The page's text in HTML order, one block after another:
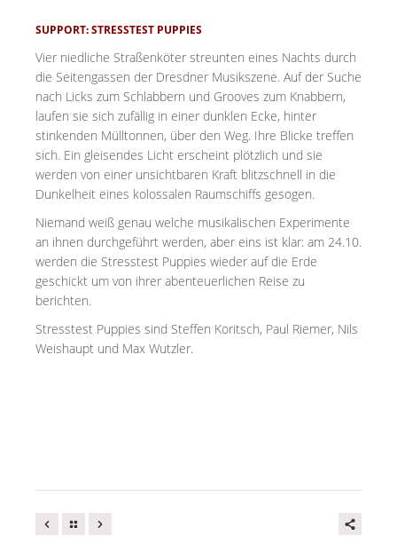
SUPPORT: STRESSTEST PUPPIES
Vier niedliche Straßenköter streunten eines Nachts durch
die Seitengassen der Dresdner Musikszene. Auf der Suche
nach Licks zum Schlabbern und Grooves zum Knabbern,
laufen sie sich zufällig in einer dunklen Ecke, hinter
stinkenden Mülltonnen, über den Weg. Ihre Blicke treffen
sich. Ein gleisendes Licht erscheint plötzlich und sie
werden von einer unsichtbaren Kraft blitzschnell in die
Dunkelheit eines kolossalen Raumschiffs gesogen.
Niemand weiß genau welche musikalischen Experimente
an ihnen durchgeführt werden, aber eins ist klar: am 24.10.
werden die Stresstest Puppies wieder auf die Erde
geschickt um von ihrer abenteuerlichen Reise zu
berichten.
Stresstest Puppies sind Steffen Koritsch, Paul Riemer, Nils
Weishaupt und Max Wutzler.